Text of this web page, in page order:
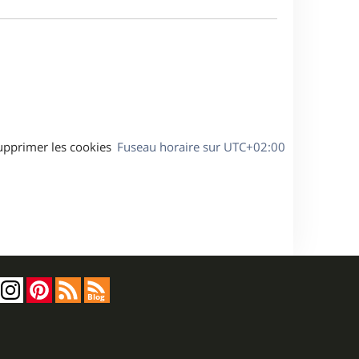
g
s
Fuseau horaire sur UTC+02:00
les cookies